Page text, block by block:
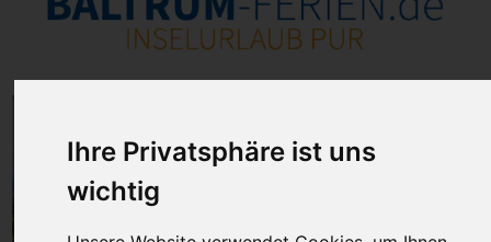
Ihre Privatsphäre ist uns
wichtig